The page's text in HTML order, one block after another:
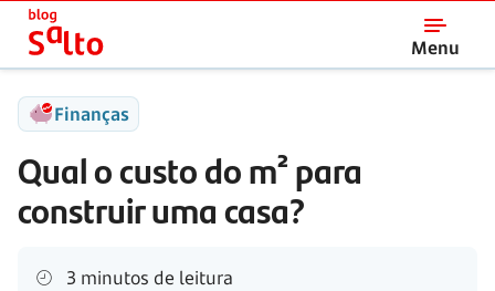
Menu
Salto
Finanças
Qual o custo do m² para
construir uma casa?
3 minutos de leitura